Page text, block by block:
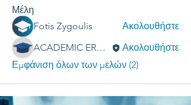
Μέλη
Fotis Zygoulis
Ακολουθήστε
ACADEMIC ERGASIES
Ακολουθήστε
Εμφάνιση όλων των μελών (2)